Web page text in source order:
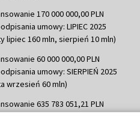
170 000 000,00 PLN
umowy: LIPIEC 2025
lipiec 160 mln, sierpień 10 mln)
60 000 000,00 PLN
umowy: SIERPIEŃ 2025
wrzesień 60 mln)
635 783 051,21 PLN